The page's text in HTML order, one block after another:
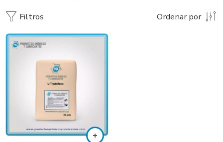
Filtros Ordenar por